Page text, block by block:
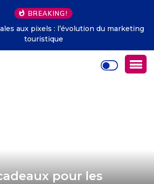
BREAKING!
aux pixels : l’évolution du marketing
touristique
pour les